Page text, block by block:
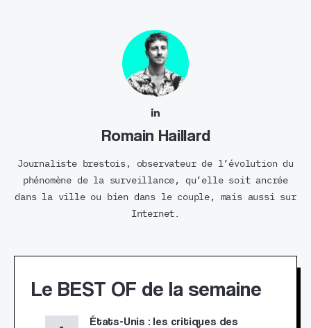
Romain Haillard
Journaliste brestois, observateur de l’évolution du
phénomène de la surveillance, qu’elle soit ancrée
dans la ville ou bien dans le couple, mais aussi sur
Internet.
Le BEST OF de la semaine
États-Unis : les critiques des